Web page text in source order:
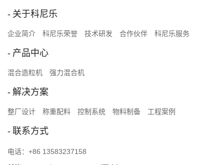
关于科尼乐
企业简介 科尼乐荣誉 技术研发 合作伙伴 科尼乐服务
产品中心
混合造粒机 强力混合机
解决方案
整厂设计 称重配料 控制系统 物料制备 工程案例
联系方式
电话： +86 13583237158